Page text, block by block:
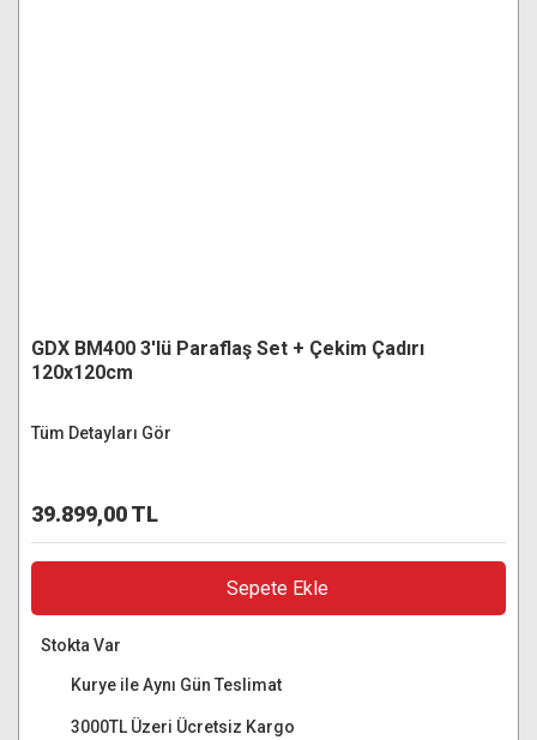
GDX BM400 3'lü Paraflaş Set + Çekim Çadırı
120x120cm
Tüm Detayları Gör
39.899,00 TL
Sepete Ekle
Stokta Var
Kurye ile Aynı Gün Teslimat
3000TL Üzeri Ücretsiz Kargo